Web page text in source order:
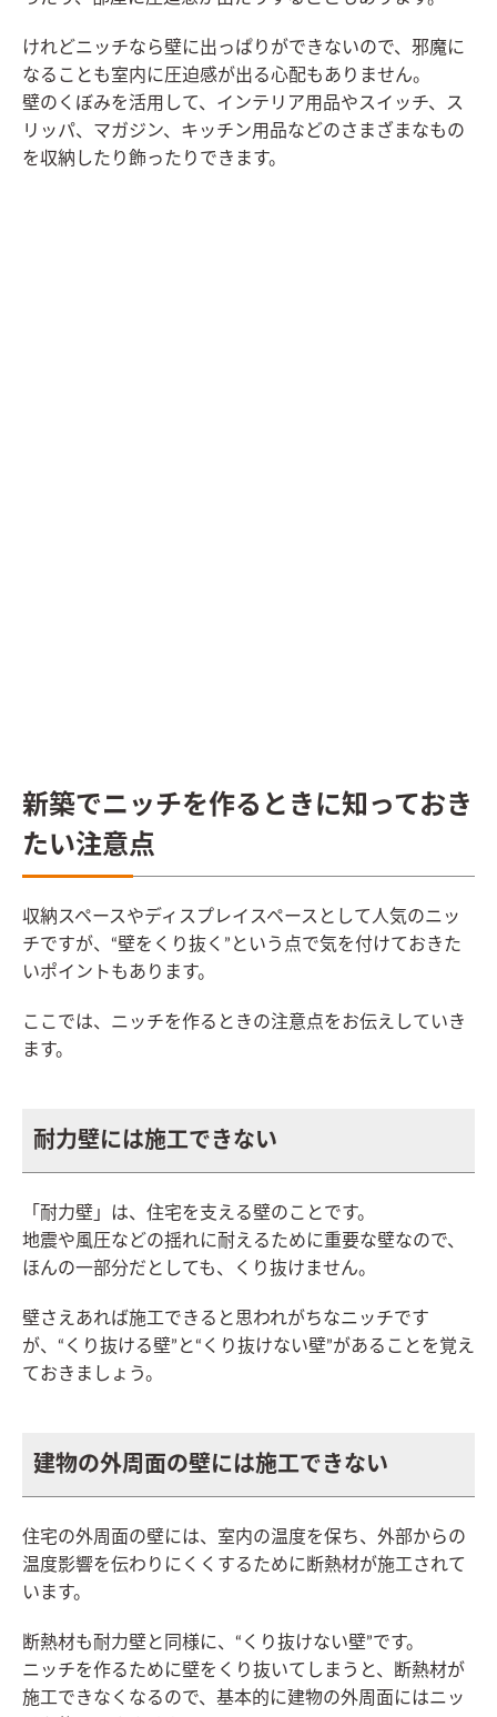
けれどニッチなら壁に出っぱりができないので、邪魔に
なることも室内に圧迫感が出る心配もありません。
壁のくぼみを活用して、インテリア用品やスイッチ、ス
リッパ、マガジン、キッチン用品などのさまざまなもの
を収納したり飾ったりできます。
新築でニッチを作るときに知っておき
たい注意点
収納スペースやディスプレイスペースとして人気のニッ
チですが、“壁をくり抜く”という点で気を付けておきた
いポイントもあります。
ここでは、ニッチを作るときの注意点をお伝えしていき
ます。
耐力壁には施工できない
「耐力壁」は、住宅を支える壁のことです。
地震や風圧などの揺れに耐えるために重要な壁なので、
ほんの一部分だとしても、くり抜けません。
壁さえあれば施工できると思われがちなニッチです
が、“くり抜ける壁”と“くり抜けない壁”があることを覚え
ておきましょう。
建物の外周面の壁には施工できない
住宅の外周面の壁には、室内の温度を保ち、外部からの
温度影響を伝わりにくくするために断熱材が施工されて
います。
断熱材も耐力壁と同様に、“くり抜けない壁”です。
ニッチを作るために壁をくり抜いてしまうと、断熱材が
施工できなくなるので、基本的に建物の外周面にはニッ